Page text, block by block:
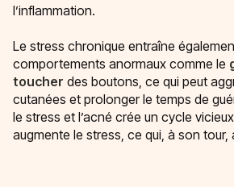
l’inflammation.
Le stress chronique entraîne
comportements anormaux comme le
toucher des boutons, ce qui peut
cutanées et prolonger le temps de
le stress et l’acné crée un cycle
augmente le stress, ce qui, à son tour,